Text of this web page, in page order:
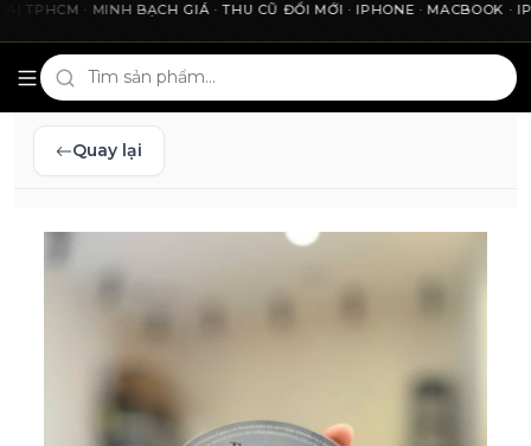
Cho2Tech và 2Techhouse — chợ công nghệ uy tín tại
· MINH BẠCH GIÁ · THU CŨ ĐỔI MỚI · IPHONE · MACBOOK ·
Quay lại